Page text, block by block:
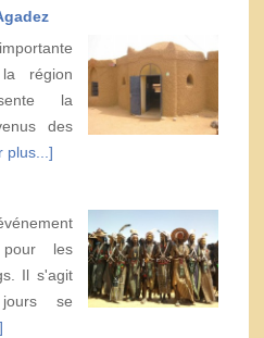
région
la
des
plus...]
les
Il s'agit
se